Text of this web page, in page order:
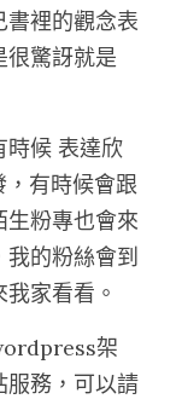
裡的觀念表
很驚訝就是
時候 表達欣
有時候會跟
生粉專也會來
的粉絲會到
家看看。
架
服務，可以請